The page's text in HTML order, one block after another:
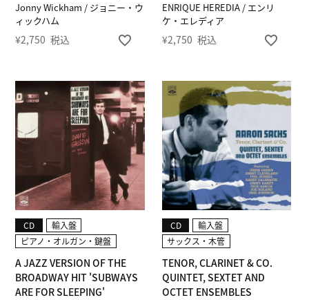
Jonny Wickham / ジョニー・ウ
ィックハム
¥2,750 税込
ENRIQUE HEREDIA / エンリ
ケ・エレディア
¥2,750 税込
A JAZZ VERSION OF THE
BROADWAY HIT 'SUBWAYS
ARE FOR SLEEPING'
CD
輸入盤
ピアノ・オルガン・鍵盤
TENOR, CLARINET & CO.
QUINTET, SEXTET AND
OCTET ENSEMBLES
CD
輸入盤
サックス・木管